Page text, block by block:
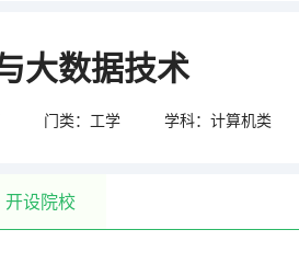
大数据技术
门类：工学 学科：计算机类
开设院校